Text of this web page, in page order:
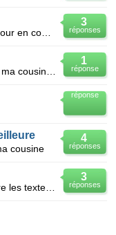
3
réponses
1
réponse
réponse
4
réponses
cousine
3
réponses